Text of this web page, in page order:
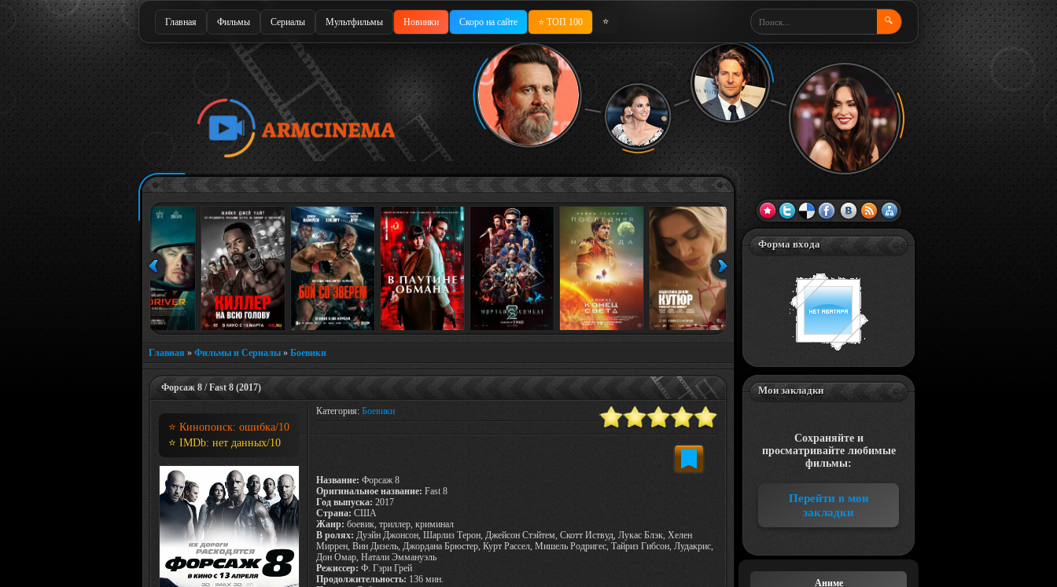
Главная Фильмы Сериалы Мультфильмы Новинки Скоро на сайте ⭐ ТОП 100 ⭐ 🔍
Главная » Фильмы и Сериалы » Боевики
Форсаж 8 / Fast 8 (2017)
⭐ Кинопоиск: ошибка/10
⭐ IMDb: нет данных/10
Категория: Боевики
Название: Форсаж 8
Оригинальное название: Fast 8
Год выпуска: 2017
Страна: США
Жанр: боевик, триллер, криминал
В ролях: Дуэйн Джонсон, Шарлиз Терон, Джейсон Стэйтем, Скотт Иствуд, Лукас Блэк, Хелен
Миррен, Вин Дизель, Джордана Брюстер, Курт Рассел, Мишель Родригес, Тайриз Гибсон, Лудакрис,
Дон Омар, Натали Эммануэль
Режиссер: Ф. Гэри Грей
Продолжительность: 136 мин.
Форма входа
Мои закладки
Сохраняйте и
просматривайте любимые
фильмы:
Перейти в мои
закладки
Аниме